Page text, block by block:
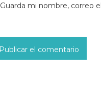
Guarda mi nombre, correo